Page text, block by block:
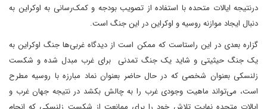
درنتیجه ایالات متحده با استفاده از تصویب بودجه و کمک‌رسانی به اوکراین به
دنبال ایجاد موازنه روسیه و اوکراین در این جنگ است.
گزاره بعدی در این راستاست که ممکن است از دیدگاه غربی‌ها جنگ اوکراین به
یک جنگ حیثیتی و شاید یک جنگ تمدنی برای غرب مبدل شده‌ و شکست
زلنسکی بعنوان شخصی که در حال حاضر بعنوان نماد مبارزه با روسیه مطرح
است، می‌تواند ماهیت وجودی غرب را به چالش بکشد در نتیجه جهان غرب و